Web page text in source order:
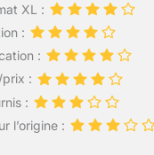
XL :
:
:
:
:
l’origine :